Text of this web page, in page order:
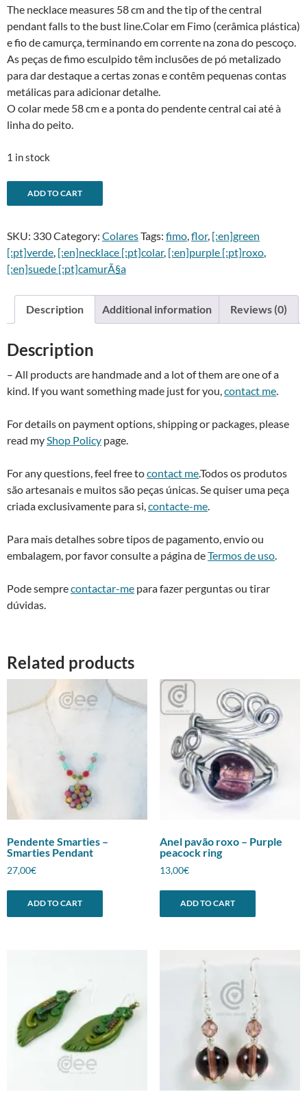
The necklace measures 58 cm and the tip of the central
pendant falls to the bust line.Colar em Fimo (cerâmica plástica)
e fio de camurça, terminando em corrente na zona do pescoço.
As peças de fimo esculpido têm inclusões de pó metalizado
para dar destaque a certas zonas e contêm pequenas contas
metálicas para adicionar detalhe.
O colar mede 58 cm e a ponta do pendente central cai até à
linha do peito.
1 in stock
Forest
floresta
quantity
ADD TO CART
e
r
n
t
i
:
SKU: 330Category: ColaresTags: fimo,flor, [:en]green
[:pt]verde, [:en]necklace [:pt]colar, [:en]purple [:pt]roxo,
[:en]suede [:pt]camurÃ§a
Description Additional information Reviews (0)
Description
– All products are handmade and a lot of them are one of a
kind. If you want something made just for you, contact me
For details on payment options, shipping or packages, please
read my Shop Policy page.
For any questions, feel free tocontact me.Todos os produtos
são artesanais e muitos são peças únicas. Se quiser uma peça
criada exclusivamente para si, contacte-me
Para mais detalhes sobre tipos de pagamento, envio ou
embalagem, por favor consulte a página deTermos de uso
Pode semprecontactar-me para fazer perguntas ou tirar
dúvidas.
Related products
Pendente Smarties –
Smarties Pendant
27,00€
ADD TO CART
Anel pavão roxo – Purple
peacock ring
13,00€
ADD TO CART